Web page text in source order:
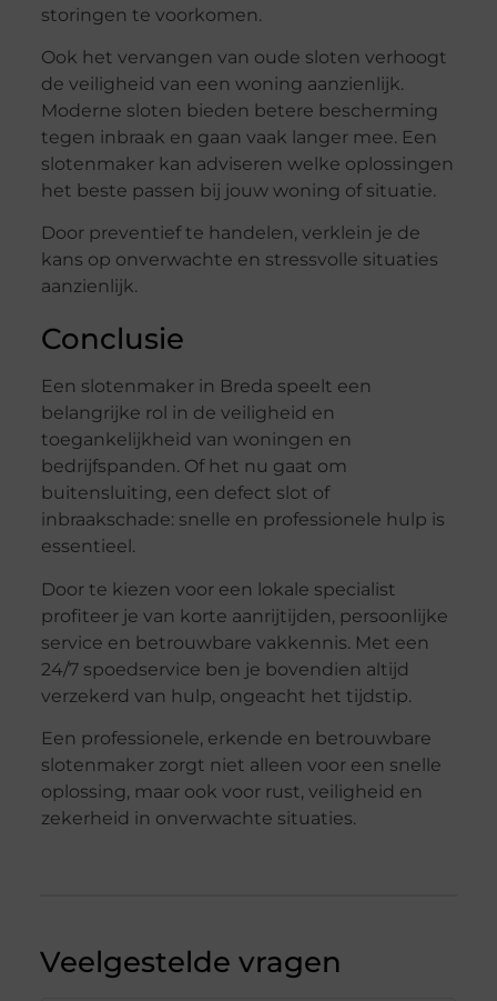
storingen te voorkomen.
Ook het vervangen van oude sloten verhoogt
de veiligheid van een woning aanzienlijk.
Moderne sloten bieden betere bescherming
tegen inbraak en gaan vaak langer mee. Een
slotenmaker kan adviseren welke oplossingen
het beste passen bij jouw woning of situatie.
Door preventief te handelen, verklein je de
kans op onverwachte en stressvolle situaties
aanzienlijk.
Conclusie
Een slotenmaker in Breda speelt een
belangrijke rol in de veiligheid en
toegankelijkheid van woningen en
bedrijfspanden. Of het nu gaat om
buitensluiting, een defect slot of
inbraakschade: snelle en professionele hulp is
essentieel.
Door te kiezen voor een lokale specialist
profiteer je van korte aanrijtijden, persoonlijke
service en betrouwbare vakkennis. Met een
24/7 spoedservice ben je bovendien altijd
verzekerd van hulp, ongeacht het tijdstip.
Een professionele, erkende en betrouwbare
slotenmaker zorgt niet alleen voor een snelle
oplossing, maar ook voor rust, veiligheid en
zekerheid in onverwachte situaties.
Veelgestelde vragen